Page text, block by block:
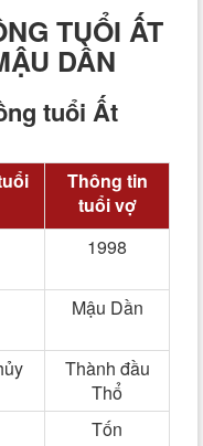
TUỔI ẤT
DẦN
tuổi Ất
Thông tin
tuổi vợ
1998
Mậu Dần
Thành đầu
Thổ
Tốn